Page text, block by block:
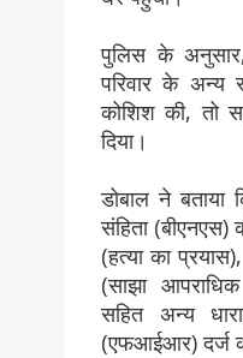
पुलिस के
परिवार के अन्य
कोशिश की, तो
दिया।
डोबाल ने बताया
संहिता (बीएनएस)
(हत्या का
(साझा
सहित अन्य
(एफआईआर) दर्ज